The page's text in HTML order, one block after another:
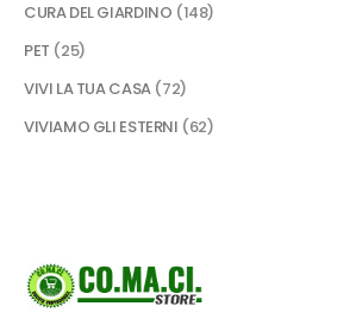
CURA DEL GIARDINO (148)
PET (25)
VIVI LA TUA CASA (72)
VIVIAMO GLI ESTERNI (62)